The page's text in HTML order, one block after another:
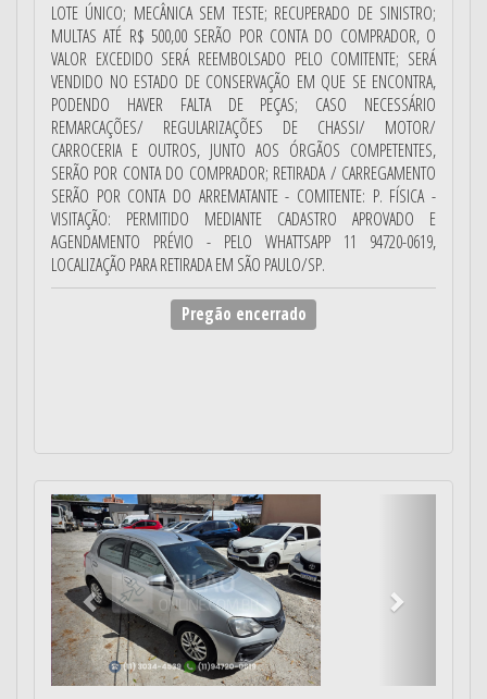
LOTE ÚNICO; MECÂNICA SEM TESTE; RECUPERADO DE SINISTRO;
MULTAS ATÉ R$ 500,00 SERÃO POR CONTA DO COMPRADOR, O
VALOR EXCEDIDO SERÁ REEMBOLSADO PELO COMITENTE; SERÁ
VENDIDO NO ESTADO DE CONSERVAÇÃO EM QUE SE ENCONTRA,
PODENDO HAVER FALTA DE PEÇAS; CASO NECESSÁRIO
REMARCAÇÕES/ REGULARIZAÇÕES DE CHASSI/ MOTOR/
CARROCERIA E OUTROS, JUNTO AOS ÓRGÃOS COMPETENTES,
SERÃO POR CONTA DO COMPRADOR; RETIRADA / CARREGAMENTO
SERÃO POR CONTA DO ARREMATANTE - COMITENTE: P. FÍSICA -
VISITAÇÃO: PERMITIDO MEDIANTE CADASTRO APROVADO E
AGENDAMENTO PRÉVIO - PELO WHATTSAPP 11 94720-0619,
LOCALIZAÇÃO PARA RETIRADA EM SÃO PAULO/SP.
Pregão encerrado
Anterior